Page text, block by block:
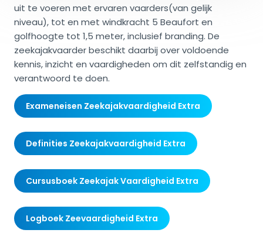
uit te voeren met ervaren vaarders(van gelijk
niveau), tot en met windkracht 5 Beaufort en
golfhoogte tot 1,5 meter, inclusief branding. De
zeekajakvaarder beschikt daarbij over voldoende
kennis, inzicht en vaardigheden om dit zelfstandig en
verantwoord te doen.
Exameneisen Zeekajakvaardigheid Extra
Definities Zeekajakvaardigheid Extra
Cursusboek Zeekajak Vaardigheid Extra
Logboek Zeevaardigheid Extra